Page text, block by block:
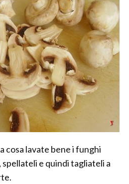
cosa lavate bene i funghi
e quindi tagliateli a